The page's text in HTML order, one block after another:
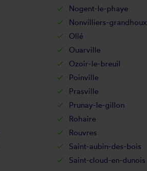
Nogent-le-phaye
Nonvilliers-grandhoux
Ollé
Ouarville
Ozoir-le-breuil
Poinville
Prasville
Prunay-le-gillon
Rohaire
Rouvres
Saint-aubin-des-bois
Saint-cloud-en-dunois